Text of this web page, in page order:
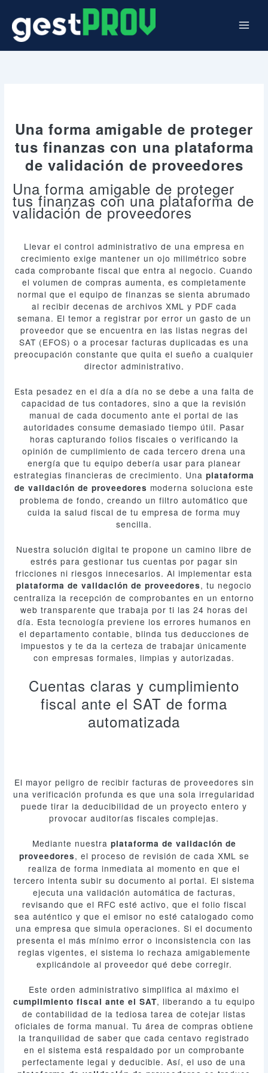
contenido
Una forma amigable de proteger
tus finanzas con una plataforma
de validación de proveedores
Una forma amigable de proteger
tus finanzas con una plataforma de
validación de proveedores
Llevar el control administrativo de una empresa en
crecimiento exige mantener un ojo milimétrico sobre
cada comprobante fiscal que entra al negocio. Cuando
el volumen de compras aumenta, es completamente
normal que el equipo de finanzas se sienta abrumado
al recibir decenas de archivos XML y PDF cada
semana. El temor a registrar por error un gasto de un
proveedor que se encuentra en las listas negras del
SAT (EFOS) o a procesar facturas duplicadas es una
preocupación constante que quita el sueño a cualquier
director administrativo.
Esta pesadez en el día a día no se debe a una falta de
capacidad de tus contadores, sino a que la revisión
manual de cada documento ante el portal de las
autoridades consume demasiado tiempo útil. Pasar
horas capturando folios fiscales o verificando la
opinión de cumplimiento de cada tercero drena una
energía que tu equipo debería usar para planear
estrategias financieras de crecimiento. Una plataforma
de validación de proveedores moderna soluciona este
problema de fondo, creando un filtro automático que
cuida la salud fiscal de tu empresa de forma muy
sencilla.
Nuestra solución digital te propone un camino libre de
estrés para gestionar tus cuentas por pagar sin
fricciones ni riesgos innecesarios. Al implementar esta
plataforma de validación de proveedores, tu negocio
centraliza la recepción de comprobantes en un entorno
web transparente que trabaja por ti las 24 horas del
día. Esta tecnología previene los errores humanos en
el departamento contable, blinda tus deducciones de
impuestos y te da la certeza de trabajar únicamente
con empresas formales, limpias y autorizadas.
Cuentas claras y cumplimiento
fiscal ante el SAT de forma
automatizada
El mayor peligro de recibir facturas de proveedores sin
una verificación profunda es que una sola irregularidad
puede tirar la deducibilidad de un proyecto entero y
provocar auditorías fiscales complejas.
Mediante nuestra plataforma de validación de
proveedores, el proceso de revisión de cada XML se
realiza de forma inmediata al momento en que el
tercero intenta subir su documento al portal. El sistema
ejecuta una validación automática de facturas,
revisando que el RFC esté activo, que el folio fiscal
sea auténtico y que el emisor no esté catalogado como
una empresa que simula operaciones. Si el documento
presenta el más mínimo error o inconsistencia con las
reglas vigentes, el sistema lo rechaza amigablemente
explicándole al proveedor qué debe corregir.
Este orden administrativo simplifica al máximo el
cumplimiento fiscal ante el SAT, liberando a tu equipo
de contabilidad de la tediosa tarea de cotejar listas
oficiales de forma manual. Tu área de compras obtiene
la tranquilidad de saber que cada centavo registrado
en el sistema está respaldado por un comprobante
perfectamente legal y deducible. Así, el uso de una